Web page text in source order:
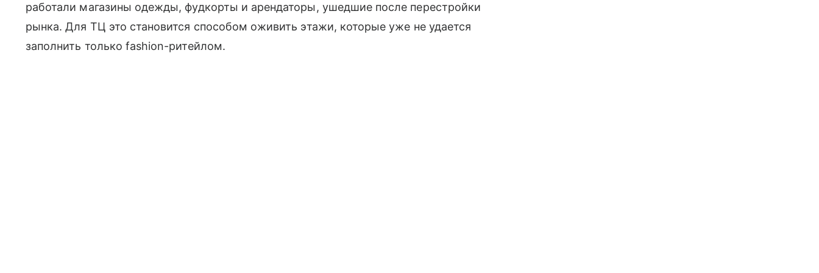
работали магазины одежды, фудкорты и арендаторы, ушедшие после перестройки
рынка. Для ТЦ это становится способом оживить этажи, которые уже не удается
заполнить только fashion-ритейлом.